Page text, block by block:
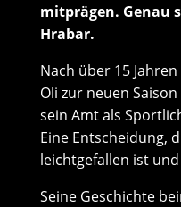
mitprägen. Genau
Hrabar.
Nach über 15
Oli zur neuen
sein Amt als
Eine Entscheidung,
leichtgefallen ist
Seine Geschichte